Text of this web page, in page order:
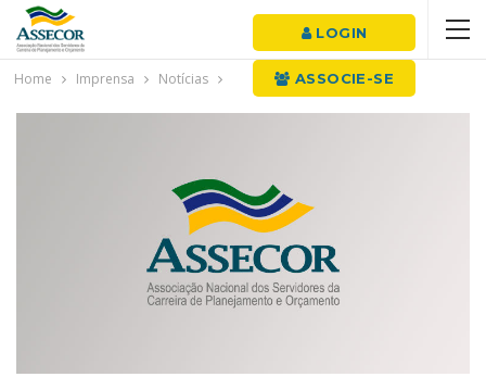
LOGIN
ASSOCIE-SE
Home Imprensa Notícias